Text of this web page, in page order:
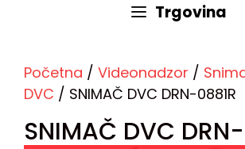
Trgovina
Početna / Videonadzor /
DVC / SNIMAČ DVC DRN-0881R
SNIMAČ DVC